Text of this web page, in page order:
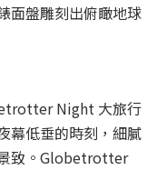
面盤雕刻出俯瞰地球
Night 大旅行
幕低垂的時刻，細膩
致。Globetrotter